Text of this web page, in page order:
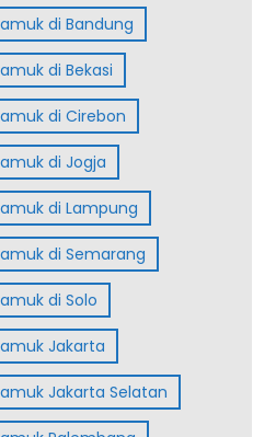
di Bandung
di Bekasi
di Cirebon
di Jogja
di Lampung
di Semarang
di Solo
Jakarta
Jakarta Selatan